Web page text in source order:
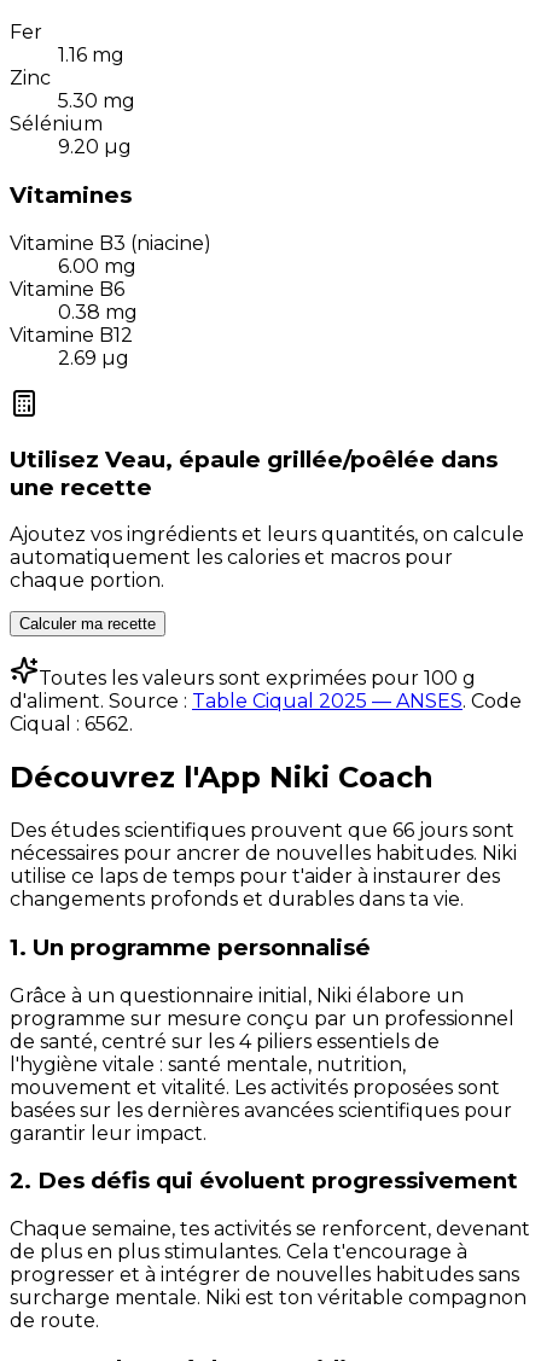
Fer
1.16 mg
Zinc
5.30 mg
Sélénium
9.20 µg
Vitamines
Vitamine B3 (niacine)
6.00 mg
Vitamine B6
0.38 mg
Vitamine B12
2.69 µg
Utilisez Veau, épaule grillée/poêlée dans
une recette
Ajoutez vos ingrédients et leurs quantités, on calcule
automatiquement les calories et macros pour
chaque portion.
Calculer ma recette
Toutes les valeurs sont exprimées pour 100 g
d'aliment. Source : Table Ciqual 2025 — ANSES. Code
Ciqual : 6562.
Découvrez l'App Niki Coach
Des études scientifiques prouvent que 66 jours sont
nécessaires pour ancrer de nouvelles habitudes. Niki
utilise ce laps de temps pour t'aider à instaurer des
changements profonds et durables dans ta vie.
1. Un programme personnalisé
Grâce à un questionnaire initial, Niki élabore un
programme sur mesure conçu par un professionnel
de santé, centré sur les 4 piliers essentiels de
l'hygiène vitale : santé mentale, nutrition,
mouvement et vitalité. Les activités proposées sont
basées sur les dernières avancées scientifiques pour
garantir leur impact.
2. Des défis qui évoluent progressivement
Chaque semaine, tes activités se renforcent, devenant
de plus en plus stimulantes. Cela t'encourage à
progresser et à intégrer de nouvelles habitudes sans
surcharge mentale. Niki est ton véritable compagnon
de route.